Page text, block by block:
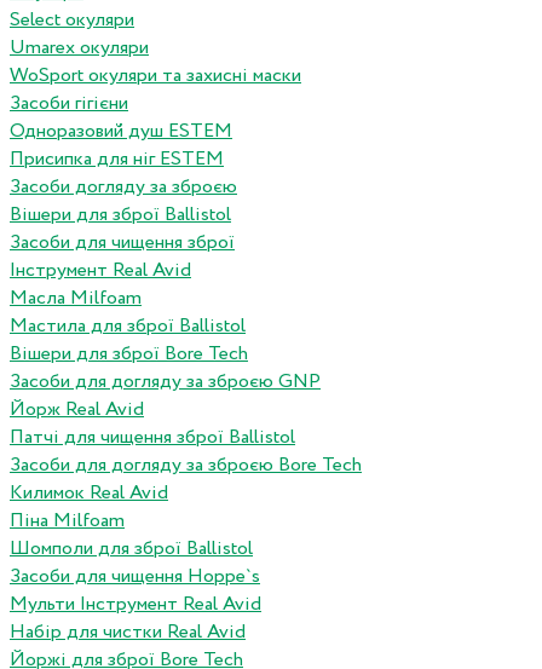
Select окуляри
Umarex окуляри
WoSport окуляри та захисні маски
Засоби гігієни
Одноразовий душ ESTEM
Присипка для ніг ESTEM
Засоби догляду за зброєю
Вішери для зброї Ballistol
Засоби для чищення зброї
Інструмент Real Avid
Масла Milfoam
Мастила для зброї Ballistol
Вішери для зброї Bore Tech
Засоби для догляду за зброєю GNP
Йорж Real Avid
Патчі для чищення зброї Ballistol
Засоби для догляду за зброєю Bore Tech
Килимок Real Avid
Піна Milfoam
Шомполи для зброї Ballistol
Засоби для чищення Hoppe`s
Мульти Інструмент Real Avid
Набір для чистки Real Avid
Йоржі для зброї Bore Tech